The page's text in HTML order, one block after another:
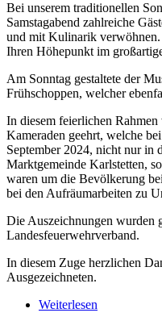
Bei unserem traditionellen
Samstagabend zahlreiche
und mit Kulinarik verwöhnen.
Ihren Höhepunkt im
Am Sonntag gestaltete der
Frühschoppen, welcher
In diesem feierlichen
Kameraden geehrt, welche
September 2024, nicht nur in
Marktgemeinde Karlstetten,
waren um die Bevölkerung
bei den Aufräumarbeiten zu
Die Auszeichnungen wurden
Landesfeuerwehrverband.
In diesem Zuge herzlichen
Ausgezeichneten.
Weiterlesen